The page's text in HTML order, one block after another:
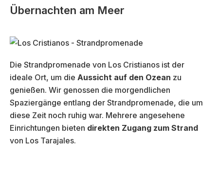
Übernachten am Meer
Die Strandpromenade von Los Cristianos ist der
ideale Ort, um die Aussicht auf den Ozean zu
genießen. Wir genossen die morgendlichen
Spaziergänge entlang der Strandpromenade, die um
diese Zeit noch ruhig war. Mehrere angesehene
Einrichtungen bieten direkten Zugang zum Strand
von Los Tarajales.